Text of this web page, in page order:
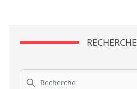
RECHERCHE
Recherche